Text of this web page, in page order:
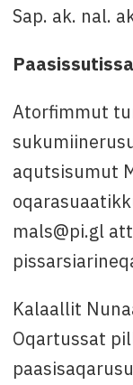
Sap. ak. nal.
Atorfimmut
aqutsisumut
mals@pi.gl
Kalaallit
Oqartussat